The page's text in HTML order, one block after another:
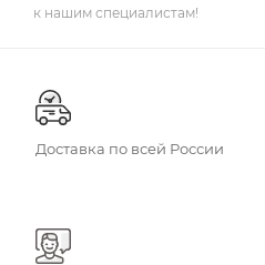
к нашим специалистам!
Доставка по всей России